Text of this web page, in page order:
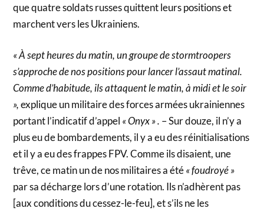
que quatre soldats russes quittent leurs positions et
marchent vers les Ukrainiens.
« À sept heures du matin, un groupe de stormtroopers
s’approche de nos positions pour lancer l’assaut matinal.
Comme d’habitude, ils attaquent le matin, à midi et le soir
»,explique un militaire des forces armées ukrainiennes
portant l’indicatif d’appel « Onyx » . – Sur douze, il n’y a
plus eu de bombardements, il y a eu des réinitialisations
et il y a eu des frappes FPV. Comme ils disaient, une
trêve, ce matin un de nos militaires a été« foudroyé »
par sa décharge lors d’une rotation. Ils n’adhèrent pas
[aux conditions du cessez-le-feu], et s’ils ne les